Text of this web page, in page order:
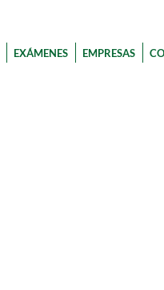
EXÁMENES EMPRESAS